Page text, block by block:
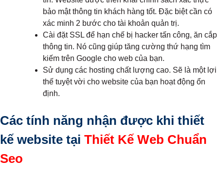
bảo mật thông tin khách hàng tốt. Đặc biệt cần có
xác minh 2 bước cho tài khoản quản trị.
Cài đặt SSL để hạn chế bị hacker tấn công, ăn cắp
thông tin. Nó cũng giúp tăng cường thứ hạng tìm
kiếm trên Google cho web của bạn.
Sử dụng các hosting chất lượng cao. Sẽ là một lợi
thế tuyệt vời cho website của bạn hoạt động ổn
định.
Các tính năng nhận được khi thiết
kế website tại Thiết Kế Web Chuẩn
Seo